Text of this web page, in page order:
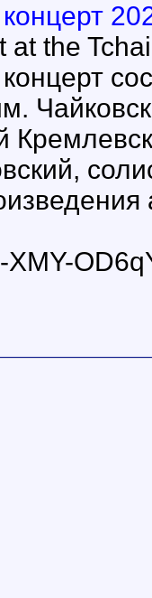
at the
XMY-